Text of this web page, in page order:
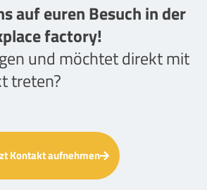
auf euren Besuch in der
factory!
und möchtet direkt mit
treten?
Kontakt aufnehmen